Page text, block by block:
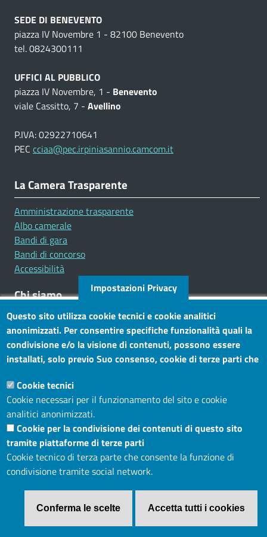
SEDE DI BENEVENTO
piazza IV Novembre 1 - 82100 Benevento
tel. 0824300111
UFFICI AL PUBBLICO
piazza IV Novembre, 1 - Benevento
viale Cassitto, 7 - Avellino
P.IVA: 02922710641
PEC cciaa@pec.irpiniasannio.camcom.it
La Camera Trasparente
Amministrazione trasparente
Albo camerale
Bandi di gara
Bandi di concorso
Accessibilità
Chi siamo
Mission
Statuto e carta dei servizi
Social
Sito web
Accesso riservato
Mappa del sito
Impostazioni Privacy
Questo sito utilizza cookie tecnici e cookie analitici
anonimizzati. Per consentire specifiche funzionalità quali la
condivisione e/o la visione di contenuti, possono essere
installati, solo previo Suo consenso, cookie di terze parti che
questo banner, può accettare tutti i cookies, selezionare le
categorie di cookie di cui consente l’utilizzo e/o modificare le
Sue preferenze. Per vedere la Cookie Policy completa, clicchi
Maggiori informazioni
Cookie tecnici
Cookie necessari per il funzionamento del sito e cookie
analitici anonimizzati.
Cookie per la condivisione dei contenuti di questo sito
tramite piattaforme di terze parti
Cookie tecnico di terza parte che consente la funzione di
condivisione tramite social network.
Conferma le scelte Accetta tutti i cookies